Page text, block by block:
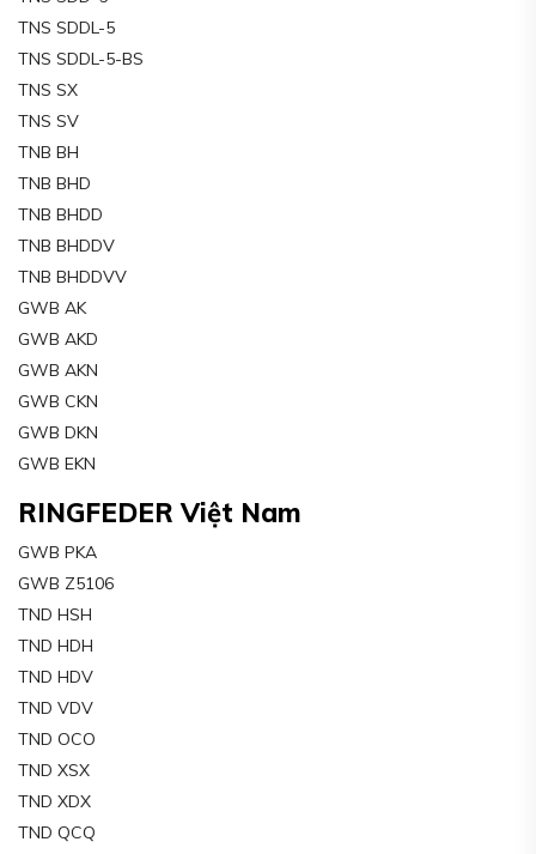
TNS SDDL-5
TNS SDDL-5-BS
TNS SX
TNS SV
TNB BH
TNB BHD
TNB BHDD
TNB BHDDV
TNB BHDDVV
GWB AK
GWB AKD
GWB AKN
GWB CKN
GWB DKN
GWB EKN
RINGFEDER Việt Nam
GWB PKA
GWB Z5106
TND HSH
TND HDH
TND HDV
TND VDV
TND OCO
TND XSX
TND XDX
TND QCQ